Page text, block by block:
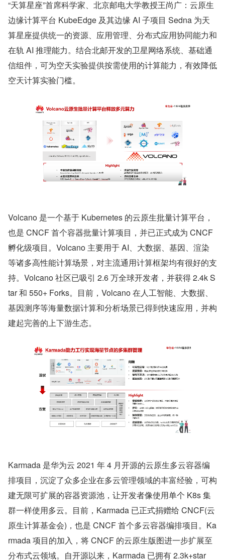
“天算星座”首席科学家、北京邮电大学教授王尚广：云原生
边缘计算平台 KubeEdge 及其边缘 AI 子项目 Sedna 为天
算星座提供统一的资源、应用管理、分布式应用协同能力和
在轨 AI 推理能力。结合北邮开发的卫星网络系统、基础通
信组件，可为空天实验提供按需使用的计算能力，有效降低
空天计算实验门槛。
Volcano 是一个基于 Kubernetes 的云原生批量计算平台，
也是 CNCF 首个容器批量计算项目，并已正式成为 CNCF
孵化级项目。Volcano 主要用于 AI、大数据、基因、渲染
等诸多高性能计算场景，对主流通用计算框架均有很好的支
持。Volcano 社区已吸引 2.6 万全球开发者，并获得 2.4k S
tar 和 550+ Forks。目前，Volcano 在人工智能、大数据、
基因测序等海量数据计算和分析场景已得到快速应用，并构
建起完善的上下游生态。
Karmada 是华为云 2021 年 4 月开源的云原生多云容器编
排项目，沉淀了众多企业在多云管理领域的丰富经验，可构
建无限可扩展的容器资源池，让开发者像使用单个 K8s 集
群一样使用多云。目前，Karmada 已正式捐赠给 CNCF(云
原生计算基金会)，也是 CNCF 首个多云容器编排项目。Ka
rmada 项目的加入，将 CNCF 的云原生版图进一步扩展至
分布式云领域。自开源以来，Karmada 已拥有 2.3k+star